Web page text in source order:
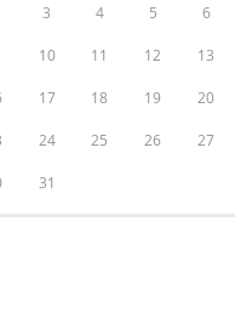
3 4 5 6
10 11 12 13
17 18 19 20
24 25 26 27
31